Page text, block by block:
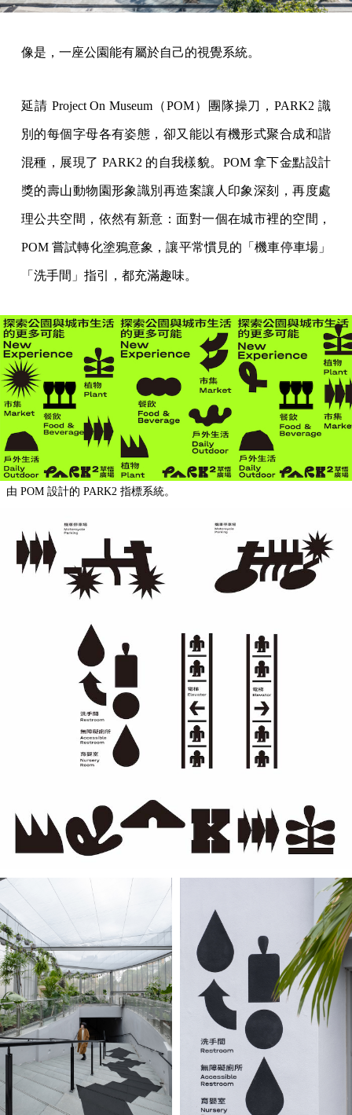
像是，一座公園能有屬於自己的視覺系統。
延請 Project On Museum（POM）團隊操刀，PARK2 識
別的每個字母各有姿態，卻又能以有機形式聚合成和諧
混種，展現了 PARK2 的自我樣貌。POM 拿下金點設計
獎的壽山動物園形象識別再造案讓人印象深刻，再度處
理公共空間，依然有新意：面對一個在城市裡的空間，
POM 嘗試轉化塗鴉意象，讓平常慣見的「機車停車場」
「洗手間」指引，都充滿趣味。
由 POM 設計的 PARK2 指標系統。